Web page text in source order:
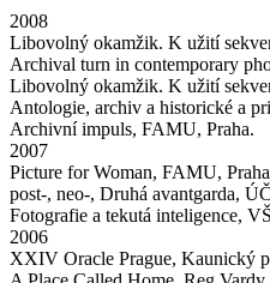
2008
Libovolný okamžik. K užití
Archival turn in contemporary
Libovolný okamžik. K užití
Antologie, archiv a historické a
Archivní impuls, FAMU, Praha.
2007
Picture for Woman, FAMU, Praha
post-, neo-, Druhá avantgarda,
Fotografie a tekutá inteligence,
2006
XXIV Oracle Prague, Kaunický